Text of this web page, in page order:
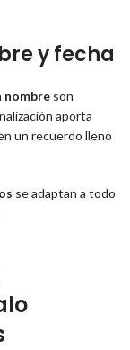
y fecha
nombre son
aporta
un recuerdo lleno
se adaptan a todo